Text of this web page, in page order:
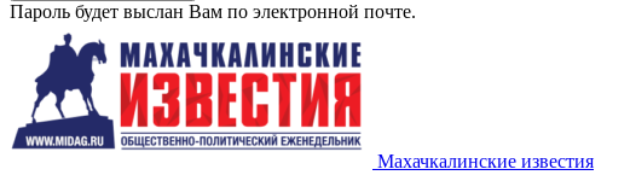
Пароль будет выслан Вам по электронной почте.
Махачкалинские известия